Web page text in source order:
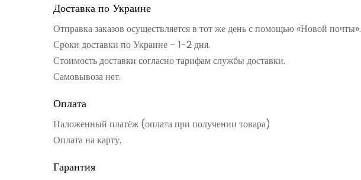
Доставка по Украине
Отправка заказов осуществляется в тот же день с помощью «Новой почты».
Сроки доставки по Украине – 1-2 дня.
Стоимость доставки согласно тарифам службы доставки.
Самовывоза нет.
Оплата
Наложенный платёж (оплата при получении товара)
Оплата на карту.
Гарантия